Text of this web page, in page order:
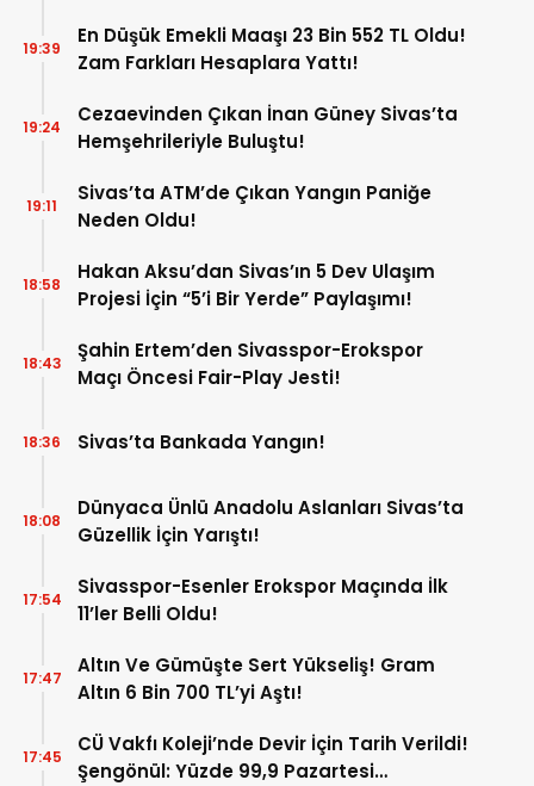
En Düşük Emekli Maaşı 23 Bin 552 TL Oldu!
Zam Farkları Hesaplara Yattı!
19:39
Cezaevinden Çıkan İnan Güney Sivas’ta
Hemşehrileriyle Buluştu!
19:24
Sivas’ta ATM’de Çıkan Yangın Paniğe
Neden Oldu!
19:11
Hakan Aksu’dan Sivas’ın 5 Dev Ulaşım
Projesi İçin “5’i Bir Yerde” Paylaşımı!
18:58
Şahin Ertem’den Sivasspor-Erokspor
Maçı Öncesi Fair-Play Jesti!
18:43
Sivas’ta Bankada Yangın!
18:36
Dünyaca Ünlü Anadolu Aslanları Sivas’ta
Güzellik İçin Yarıştı!
18:08
Sivasspor-Esenler Erokspor Maçında İlk
11’ler Belli Oldu!
17:54
Altın Ve Gümüşte Sert Yükseliş! Gram
Altın 6 Bin 700 TL’yi Aştı!
17:47
CÜ Vakfı Koleji’nde Devir İçin Tarih Verildi!
Şengönül: Yüzde 99,9 Pazartesi
17:45